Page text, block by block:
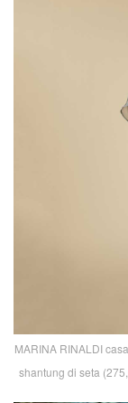
MARINA RINALDI
shantung di seta